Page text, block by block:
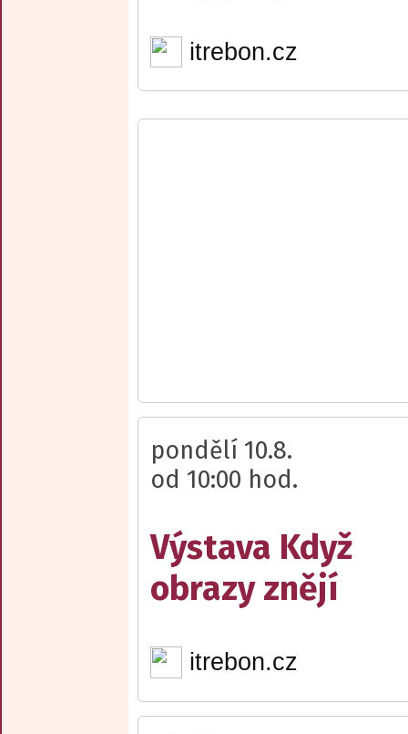
itrebon.cz
pondělí 10.8.
od 10:00 hod.
Výstava Když
obrazy znějí
itrebon.cz